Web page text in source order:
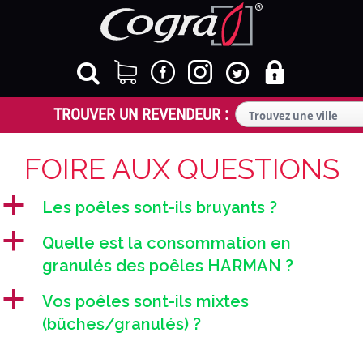
FOIRE AUX QUESTIONS
a Les poêles sont-ils bruyants ?
a
Quelle est la consommation en
granulés des poêles HARMAN ?
a
Vos poêles sont-ils mixtes
(bûches/granulés) ?